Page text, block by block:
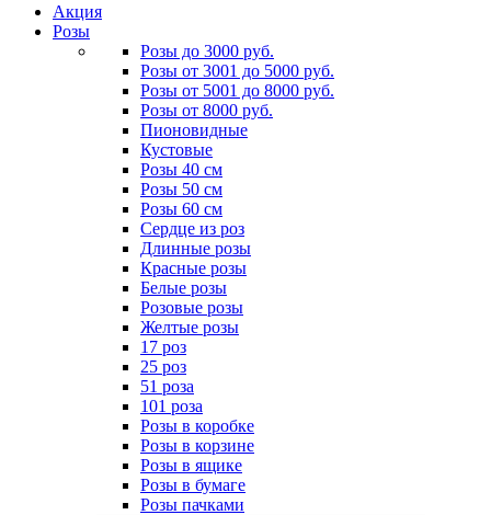
Акция
Розы
Розы до 3000 руб.
Розы от 3001 до 5000 руб.
Розы от 5001 до 8000 руб.
Розы от 8000 руб.
Пионовидные
Кустовые
Розы 40 см
Розы 50 см
Розы 60 см
Сердце из роз
Длинные розы
Красные розы
Белые розы
Розовые розы
Желтые розы
17 роз
25 роз
51 роза
101 роза
Розы в коробке
Розы в корзине
Розы в ящике
Розы в бумаге
Розы пачками